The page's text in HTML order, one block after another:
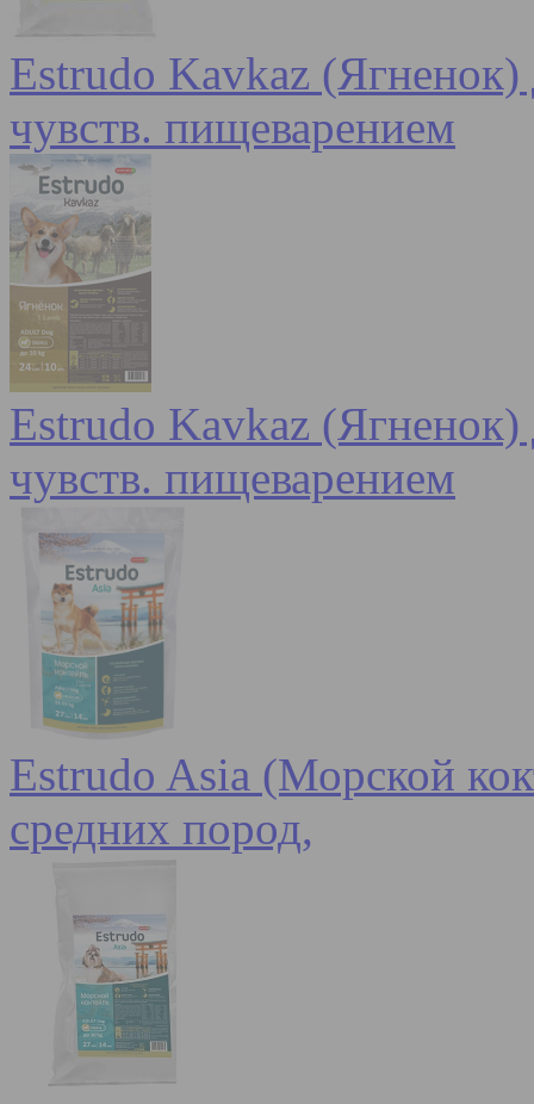
Estrudo Kavkaz (Ягненок)
чувств. пищеварением
Estrudo Kavkaz (Ягненок)
чувств. пищеварением
Estrudo Asia (Морской
средних пород,